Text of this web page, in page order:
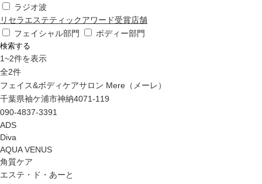
ラジオ波
リセラエステティックアワード受賞店舗
フェイシャル部門
ボディー部門
検索する
1~2件を表示
全2件
フェイス&ボディケアサロン Mere（メーレ）
千葉県袖ケ浦市神納4071-119
090-4837-3391
ADS
Diva
AQUA VENUS
角質ケア
エステ・ド・あーと